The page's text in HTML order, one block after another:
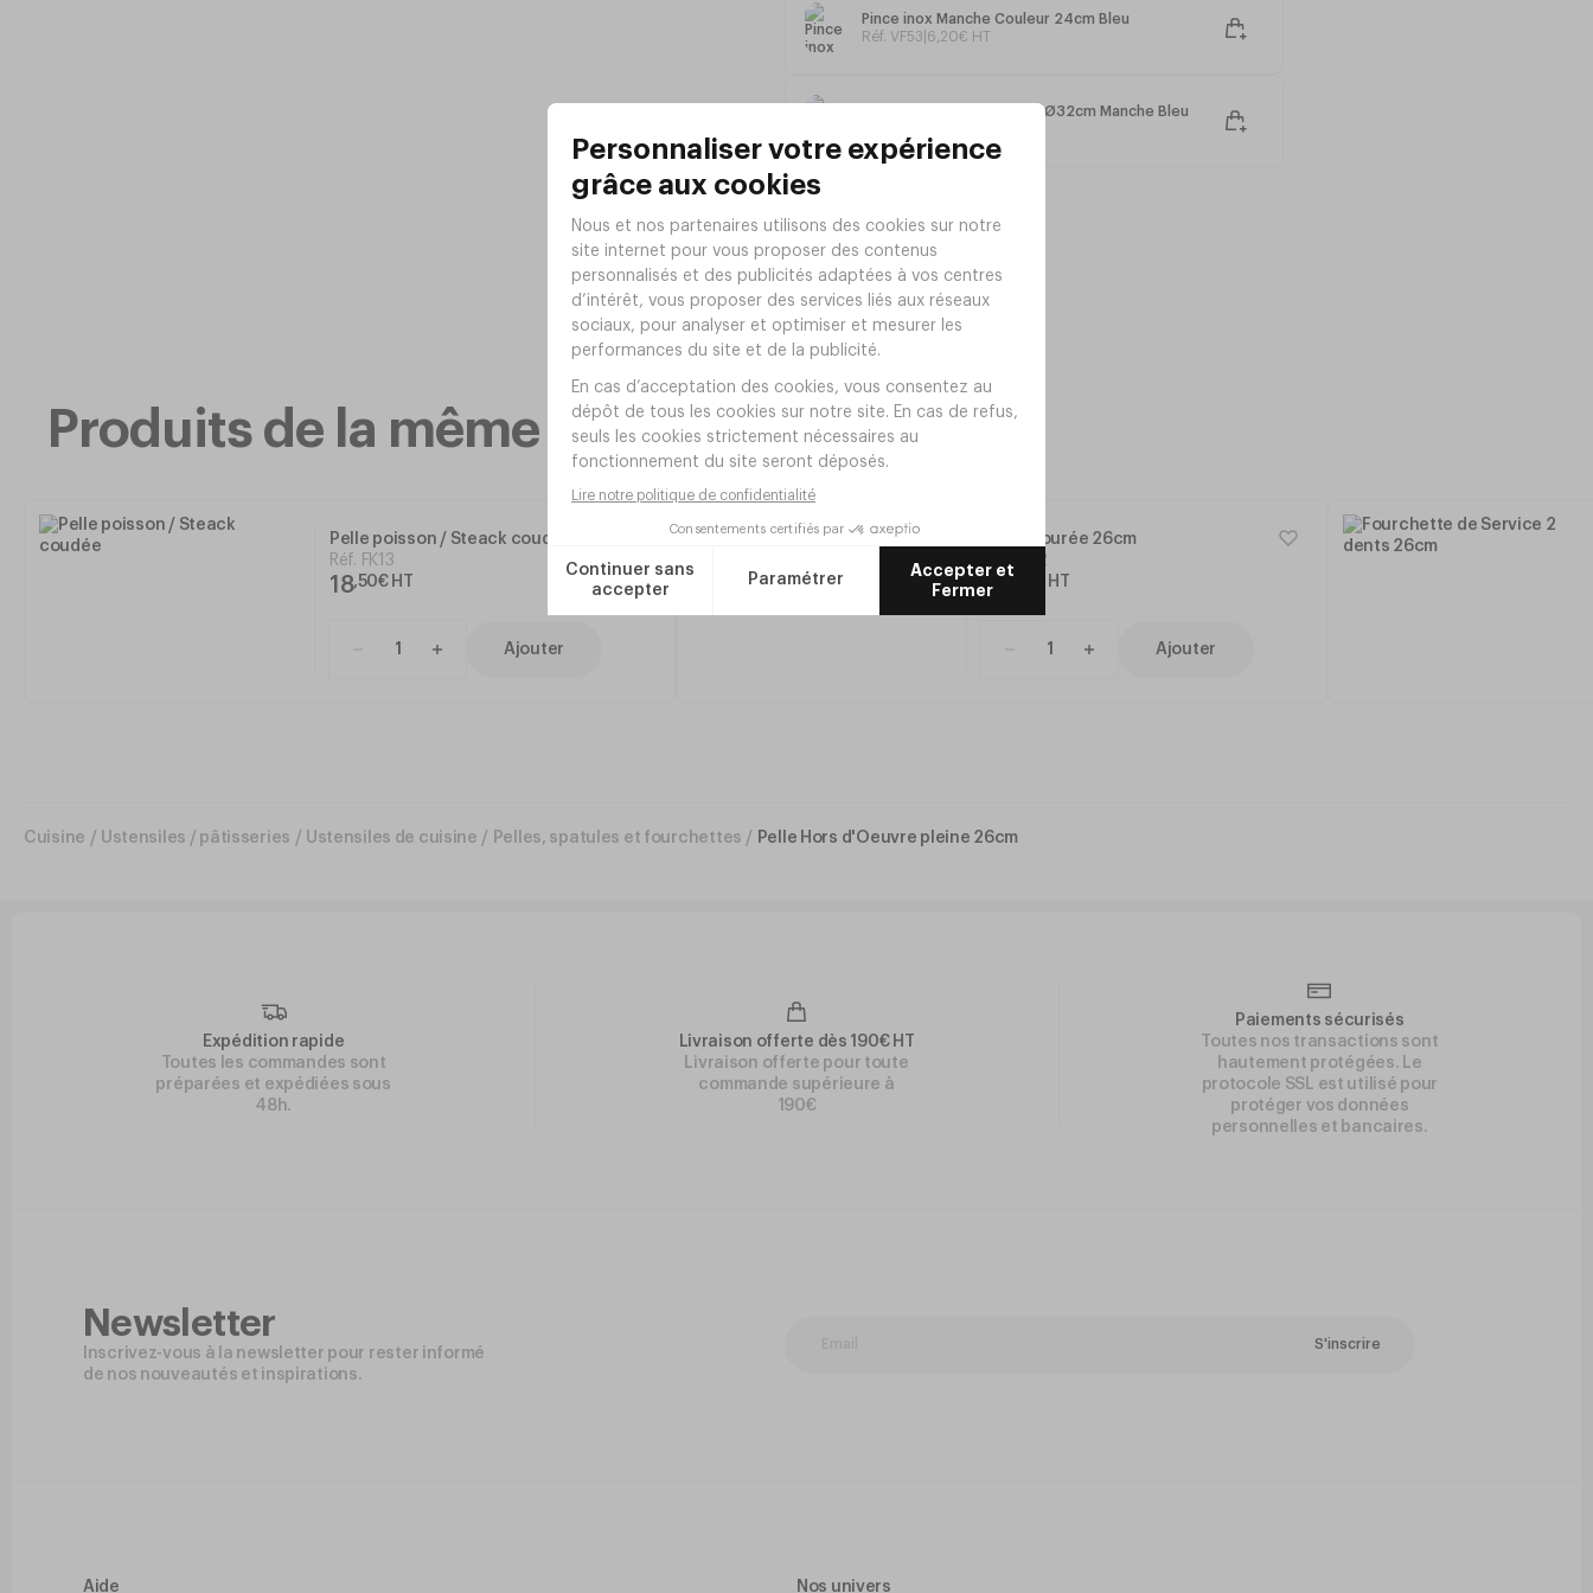
Pince inox Manche Couleur 24cm Bleu
Réf. VF53 6 20€ HT
Poêle anti-adhésif CHOC Ø32cm Manche Bleu
Produits de la même gamme
Pelle poisson / Steack coudée
Réf. FK13
18,50€ HT
Ajouter
Pelle Ajourée 26cm
FK12
14 HT
Ajouter
Cuisine / Ustensiles / pâtisseries / Ustensiles de cuisine / Pelles, spatules et fourchettes / Pelle Hors d'Oeuvre pleine 26cm
Expédition rapide
Toutes les commandes sont
préparées et expédiées sous
48h.
Livraison offerte dès 190€ HT
Livraison offerte pour toute
commande supérieure à
190€
Paiements sécurisés
Toutes nos transactions sont
hautement protégées. Le
protocole SSL est utilisé pour
protéger vos données
personnelles et bancaires.
Newsletter
Inscrivez-vous à la newsletter pour rester informé
de nos nouveautés et inspirations.
S'inscrire
Aide Nos univers